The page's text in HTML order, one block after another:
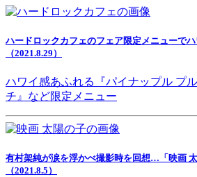
ハードロックカフェのフェア限定メニューでハ
（2021.8.29）
ハワイ感あふれる『パイナップル プ
チ』など限定メニュー
有村架純が涙を浮かべ撮影時を回想…「映画
（2021.8.5）